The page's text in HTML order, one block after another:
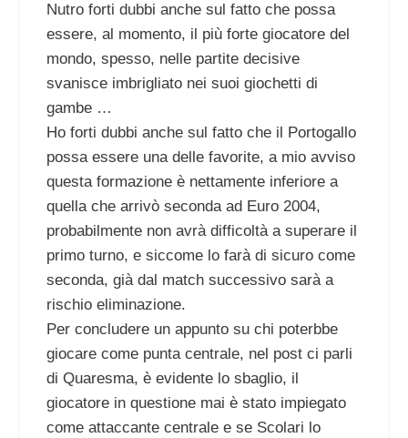
Nutro forti dubbi anche sul fatto che possa
essere, al momento, il più forte giocatore del
mondo, spesso, nelle partite decisive
svanisce imbrigliato nei suoi giochetti di
gambe …
Ho forti dubbi anche sul fatto che il Portogallo
possa essere una delle favorite, a mio avviso
questa formazione è nettamente inferiore a
quella che arrivò seconda ad Euro 2004,
probabilmente non avrà difficoltà a superare il
primo turno, e siccome lo farà di sicuro come
seconda, già dal match successivo sarà a
rischio eliminazione.
Per concludere un appunto su chi poterbbe
giocare come punta centrale, nel post ci parli
di Quaresma, è evidente lo sbaglio, il
giocatore in questione mai è stato impiegato
come attaccante centrale e se Scolari lo